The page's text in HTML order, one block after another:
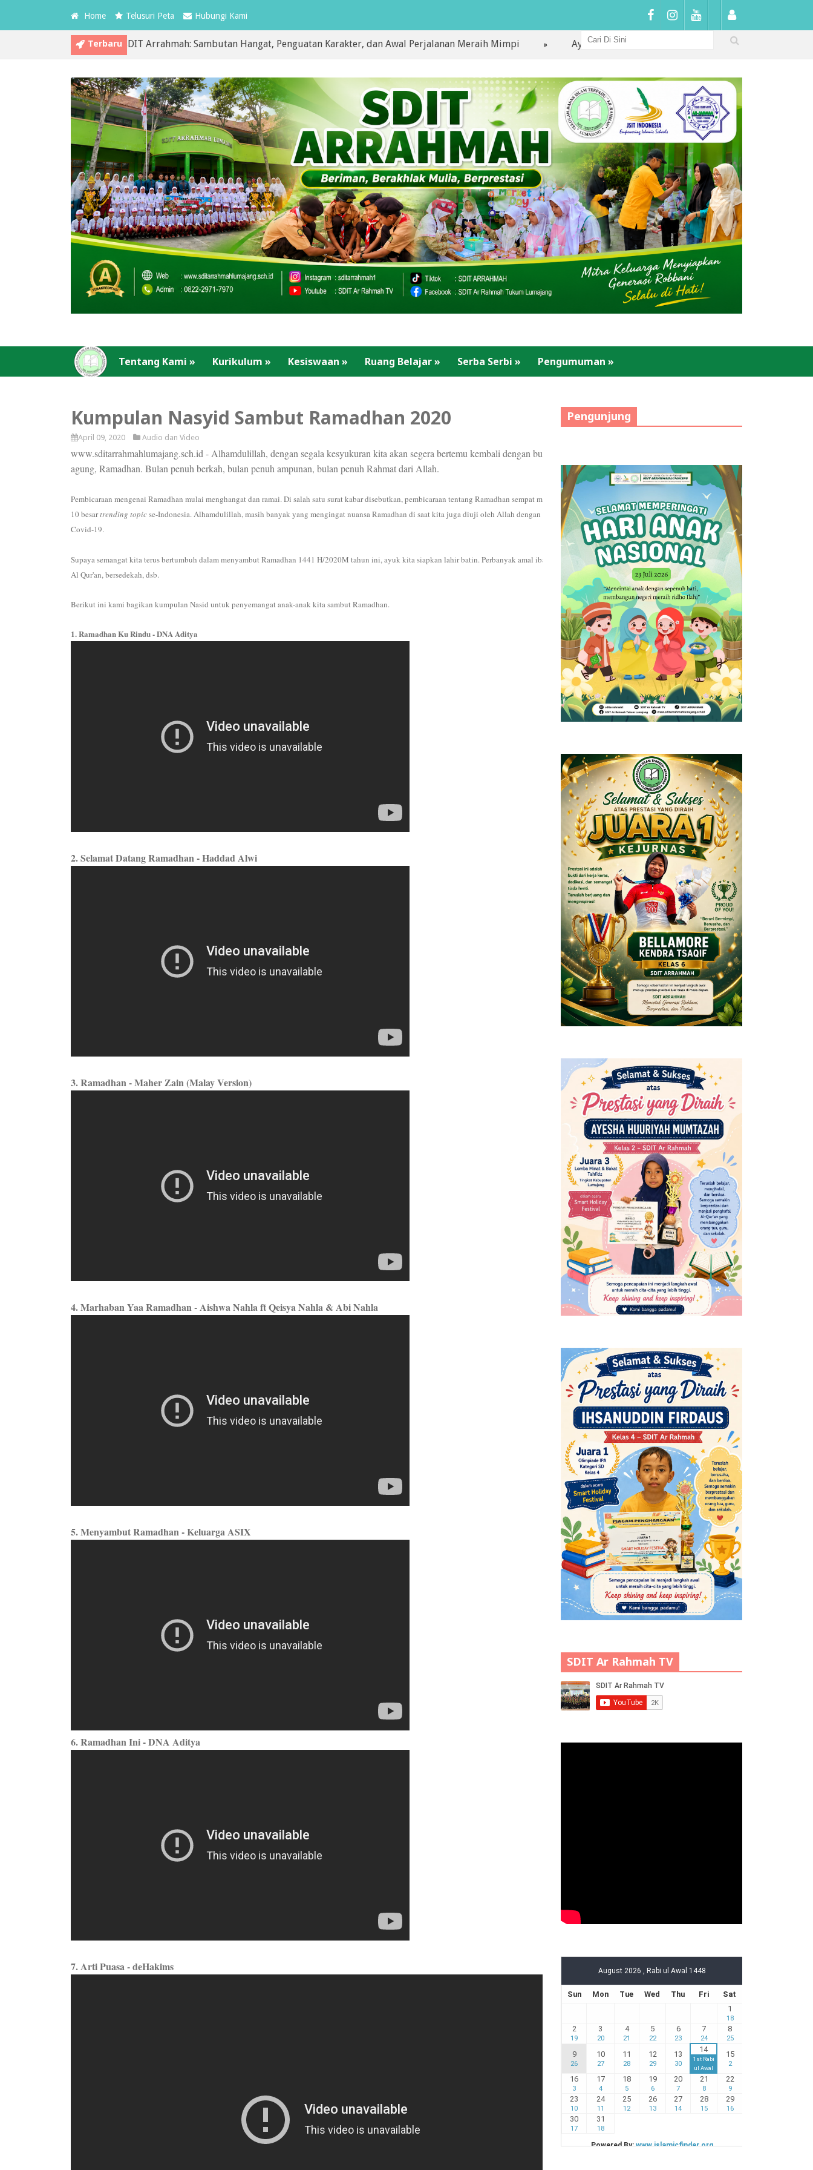
Home Telusuri Peta Hubungi Kami
Terbaru
Hari Pertama di SDIT Arrahmah: Sambutan Hangat, Penguatan Karakter, dan Awal Perjalanan Meraih Mimpi Ayah Hadir, Anak Berprestasi: SDIT Ar Rahmah Lumajang
Tentang Kami » Kurikulum » Kesiswaan » Ruang Belajar» Serba Serbi » Pengumuman »
Kumpulan Nasyid Sambut Ramadhan 2020
April 09, 2020 Audio dan Video
www.sditarrahmahlumajang.sch.id - Alhamdulillah, dengan segala kesyukuran kita akan segera bertemu kembali dengan bulan yang
agung, Ramadhan. Bulan penuh berkah, bulan penuh ampunan, bulan penuh Rahmat dari Allah.
Pembicaraan mengenai Ramadhan mulai menghangat dan ramai. Di salah satu surat kabar disebutkan, pembicaraan tentang Ramadhan sempat masuk dalam
10 besartrending topicse-Indonesia. Alhamdulillah, masih banyak yang mengingat nuansa Ramadhan di saat kita juga diuji oleh Allah dengan wabah
Covid-19.
Supaya semangat kita terus bertumbuh dalam menyambut Ramadhan 1441 H/2020M tahun ini, ayuk kita siapkan lahir batin. Perbanyak amal ibadah, tilawah
Al Qur'an, bersedekah, dsb.
Berikut ini kami bagikan kumpulan Nasid untuk penyemangat anak-anak kita sambut Ramadhan.
1. Ramadhan Ku Rindu - DNA Aditya
2. Selamat Datang Ramadhan - Haddad Alwi
3. Ramadhan - Maher Zain (Malay Version)
4. Marhaban Yaa Ramadhan - Aishwa Nahla ft Qeisya Nahla & Abi Nahla
5. Menyambut Ramadhan - Keluarga ASIX
6. Ramadhan Ini - DNA Aditya
7. Arti Puasa - deHakims
Pengunjung
SDIT Ar Rahmah TV